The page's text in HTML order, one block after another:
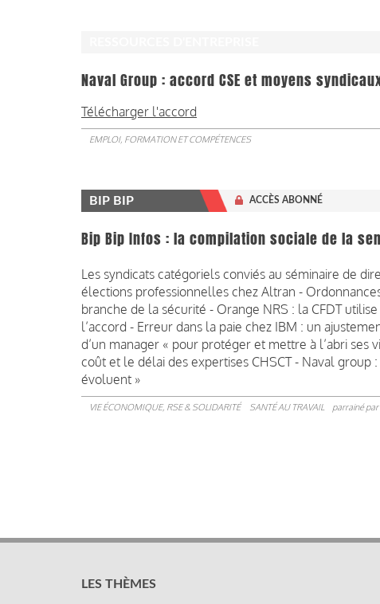
Naval Group : accord CSE et moyens
Télécharger l'accord
EMPLOI, FORMATION ET COMPÉTENCES
BIP BIP ACCÈS ABONNÉ
Bip Bip Infos : la compilation sociale de la
Les syndicats catégoriels conviés au séminaire de
élections professionnelles chez Altran -
branche de la sécurité - Orange NRS : la CFDT
l’accord - Erreur dans la paie chez IBM : un
d’un manager « pour protéger et mettre à l’abri ses
coût et le délai des expertises CHSCT - Naval
évoluent »
VIE ÉCONOMIQUE, RSE & SOLIDARITÉ SANTÉ AU TRAVAIL parrainé par
LES THÈMES